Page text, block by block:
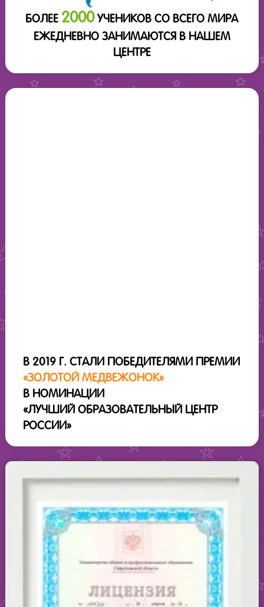
БОЛЕЕ 2000УЧЕНИКОВ СО ВСЕГО МИРА
ЕЖЕДНЕВНО ЗАНИМАЮТСЯ В НАШЕМ
ЦЕНТРЕ
В 2019 Г. СТАЛИ ПОБЕДИТЕЛЯМИ ПРЕМИИ
«ЗОЛОТОЙ МЕДВЕЖОНОК»
В НОМИНАЦИИ
«ЛУЧШИЙ ОБРАЗОВАТЕЛЬНЫЙ ЦЕНТР
РОССИИ»